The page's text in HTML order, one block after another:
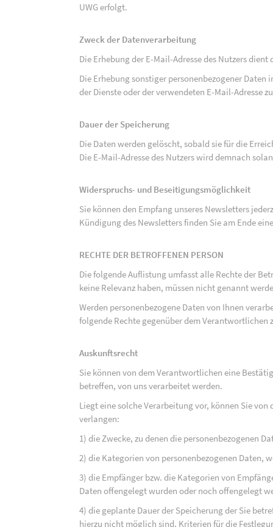
UWG erfolgt.
Zweck der Datenverarbeitung
Die Erhebung der E-Mail-Adresse des Nutzers
Die Erhebung sonstiger personenbezogener
der Dienste oder der verwendeten E-Mail-Adresse
Dauer der Speicherung
Die Daten werden gelöscht, sobald sie für die
Die E-Mail-Adresse des Nutzers wird demnach
Widerspruchs- und Beseitigungsmöglichkeit
Sie können den Empfang unseres Newsletters
Kündigung des Newsletters finden Sie am Ende
RECHTE DER BETROFFENEN PERSON
Die folgende Auflistung umfasst alle Rechte der
keine Relevanz haben, müssen nicht genannt
Werden personenbezogene Daten von Ihnen
folgende Rechte gegenüber dem Verantwortlichen
Auskunftsrecht
Sie können von dem Verantwortlichen eine
betreffen, von uns verarbeitet werden.
Liegt eine solche Verarbeitung vor, können Sie
verlangen:
1) die Zwecke, zu denen die personenbezogenen
2) die Kategorien von personenbezogenen Daten,
3) die Empfänger bzw. die Kategorien von
Daten offengelegt wurden oder noch offengelegt
4) die geplante Dauer der Speicherung der Sie
hierzu nicht möglich sind, Kriterien für die